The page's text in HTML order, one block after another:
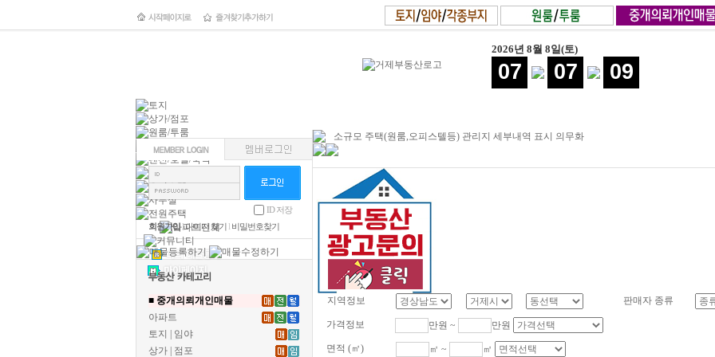
2026년 8월 8일(토)
07 07 10
ID 저장
회원가입l아이디 찾기 l 비밀번호찾기
■ 중개의뢰개인매물
아파트
토지 | 임야
상가 | 점포
소규모 주택(원룸,오피스텔등) 관리지 세부내역 표시 의무화
지역정보 판매자 종류
가격정보 만원 ~ 만원
면적 (㎡) ㎡ ~ ㎡